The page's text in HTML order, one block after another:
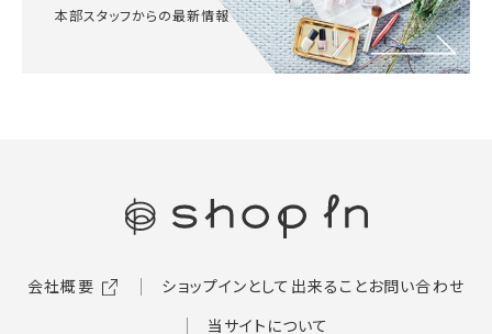
本部スタッフからの最新情報
会社概要 ショップインとして出来ることお問い合わせ
当サイトについて